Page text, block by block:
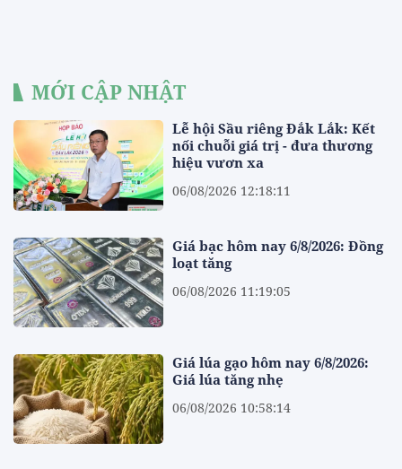
MỚI CẬP NHẬT
Lễ hội Sầu riêng Đắk Lắk: Kết
nối chuỗi giá trị - đưa thương
hiệu vươn xa
06/08/2026 12:18:11
Giá bạc hôm nay 6/8/2026: Đồng
loạt tăng
06/08/2026 11:19:05
Giá lúa gạo hôm nay 6/8/2026:
Giá lúa tăng nhẹ
06/08/2026 10:58:14